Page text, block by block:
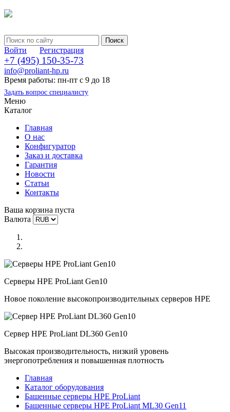
Войти Регистрация
+7 (495) 150-35-73
info@proliant-hp.ru
Время работы: пн-пт с 9 до 18
Задать вопрос специалисту
Меню
Каталог
Главная
О нас
Конфигуратор
Заказ и доставка
Гарантия
Новости
Статьи
Контакты
Ваша корзина пуста
Валюта
Серверы HPE ProLiant Gen10
Новое поколение высокопроизводительных серверов HPE
Сервер HPE ProLiant DL360 Gen10
Высокая производительность, низкий уровень
энергопотребления и повышенная плотность
Главная
Каталог оборудования
Башенные серверы HPE ProLiant
Башенные серверы HPE ProLiant ML30 Gen11